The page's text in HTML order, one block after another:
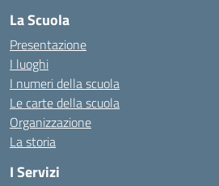
La Scuola
Presentazione
I luoghi
I numeri della scuola
Le carte della scuola
Organizzazione
La storia
I Servizi